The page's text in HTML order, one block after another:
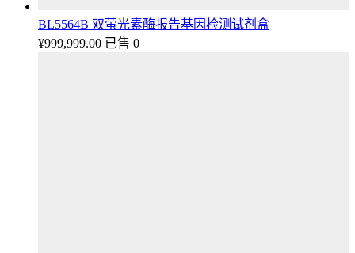
BL5564B 双萤光素酶报告基因检测试剂盒
¥999,999.00 已售 0